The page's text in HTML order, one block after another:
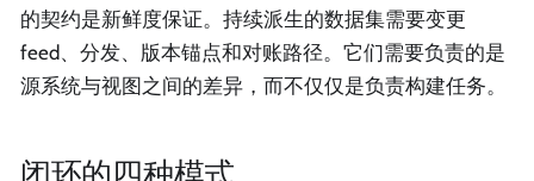
的契约是新鲜度保证。持续派生的数据集需要变更
feed、分发、版本锚点和对账路径。它们需要负责的是
源系统与视图之间的差异，而不仅仅是负责构建任务。
闭环的四种模式